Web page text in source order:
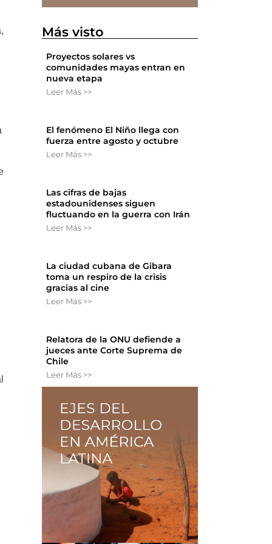
Más visto
Proyectos solares vs
comunidades mayas entran en
nueva etapa
Leer Más >>
El fenómeno El Niño llega con
fuerza entre agosto y octubre
Leer Más >>
Las cifras de bajas
estadounidenses siguen
fluctuando en la guerra con Irán
Leer Más >>
La ciudad cubana de Gibara
toma un respiro de la crisis
gracias al cine
Leer Más >>
Relatora de la ONU defiende a
jueces ante Corte Suprema de
Chile
Leer Más >>